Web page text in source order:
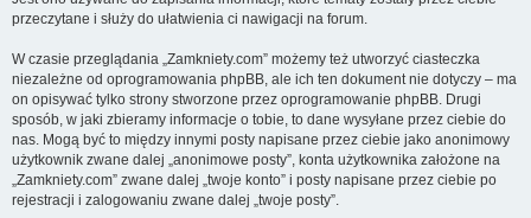
przeczytane i służy do ułatwienia ci nawigacji na forum.
W czasie przeglądania „Zamkniety.com” możemy też utworzyć ciasteczka
niezależne od oprogramowania phpBB, ale ich ten dokument nie dotyczy – ma
on opisywać tylko strony stworzone przez oprogramowanie phpBB. Drugi
sposób, w jaki zbieramy informacje o tobie, to dane wysyłane przez ciebie do
nas. Mogą być to między innymi posty napisane przez ciebie jako anonimowy
użytkownik zwane dalej „anonimowe posty”, konta użytkownika założone na
„Zamkniety.com” zwane dalej „twoje konto” i posty napisane przez ciebie po
rejestracji i zalogowaniu zwane dalej „twoje posty”.